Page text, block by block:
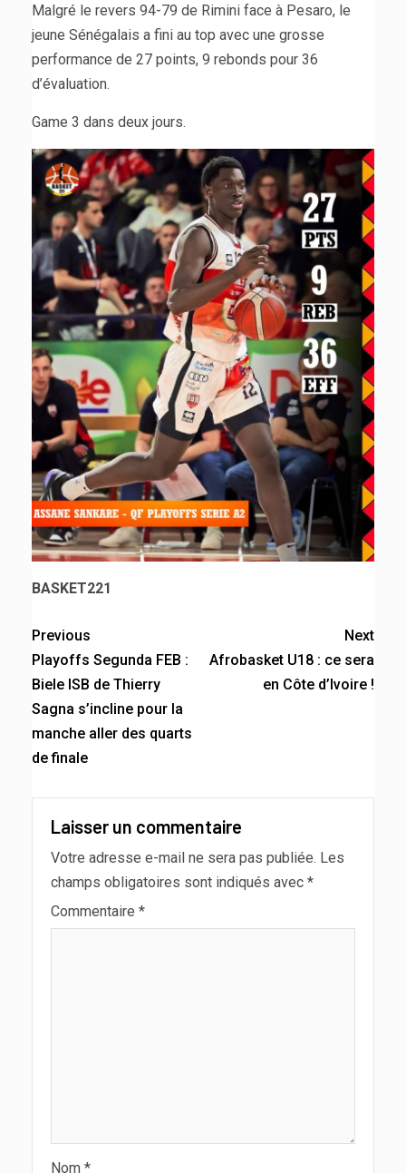
Malgré le revers 94-79 de Rimini face à Pesaro, le
jeune Sénégalais a fini au top avec une grosse
performance de 27 points, 9 rebonds pour 36
d’évaluation.
Game 3 dans deux jours.
BASKET221
Previous
Playoffs Segunda FEB :
Biele ISB de Thierry
Sagna s’incline pour la
manche aller des quarts
de finale
Next
Afrobasket U18 : ce sera
en Côte d’Ivoire !
Laisser un commentaire
Votre adresse e-mail ne sera pas publiée. Les
champs obligatoires sont indiqués avec *
Commentaire *
Nom *